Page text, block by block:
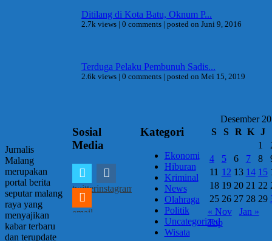
Ditilang di Kota Batu, Oknum P...
2.7k views 0 comments posted on Juni 9, 2016
Terduga Pelaku Pembunuh Sadis...
2.6k views 0 comments posted on Mei 15, 2019
Jurnalis
Malang
merupakan
portal berita
seputar malang
raya yang
menyajikan
kabar terbaru
dan terupdate
Sosial
Media
twitterinstagram
email
Kategori
Ekonomi
Hiburan
Kriminal
News
Olahraga
Politik
Uncategorized
Wisata
Desember
S
S R K
J
1
4
5 6 7 8
11 12 13 14 15
18 19 20 21 22
25 26 27 28 29
« Nov
Jan »
Top